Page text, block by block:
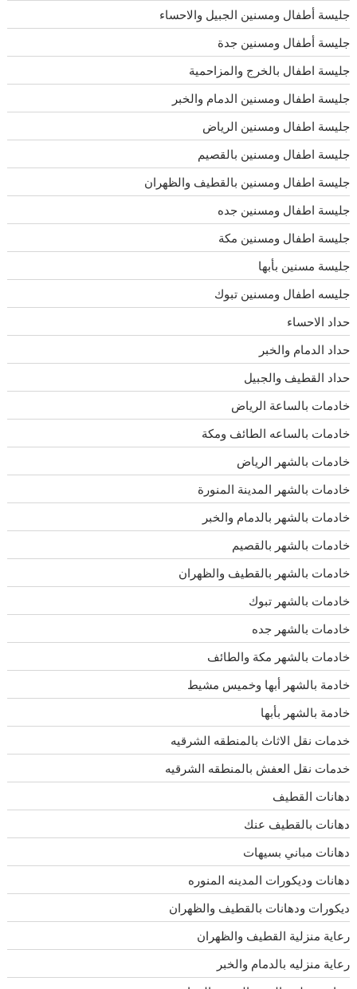
جليسة أطفال ومسنين الجبيل والاحساء
جليسة أطفال ومسنين جدة
جليسة اطفال بالخرج والمزاحمية
جليسة اطفال ومسنين الدمام والخبر
جليسة اطفال ومسنين الرياض
جليسة اطفال ومسنين بالقصيم
جليسة اطفال ومسنين بالقطيف والظهران
جليسة اطفال ومسنين جده
جليسة اطفال ومسنين مكة
جليسة مسنين بأبها
جليسه اطفال ومسنين تبوك
حداد الاحساء
حداد الدمام والخبر
حداد القطيف والجبيل
خادمات بالساعة الرياض
خادمات بالساعه الطائف ومكة
خادمات بالشهر الرياض
خادمات بالشهر المدينة المنورة
خادمات بالشهر بالدمام والخبر
خادمات بالشهر بالقصيم
خادمات بالشهر بالقطيف والظهران
خادمات بالشهر تبوك
خادمات بالشهر جده
خادمات بالشهر مكة والطائف
خادمة بالشهر أبها وخميس مشيط
خادمة بالشهر بأبها
خدمات نقل الاثاث بالمنطقه الشرقيه
خدمات نقل العفش بالمنطقه الشرقيه
دهانات القطيف
دهانات بالقطيف عنك
دهانات مباني بسيهات
دهانات وديكورات المدينه المنوره
ديكورات ودهانات بالقطيف والظهران
رعاية منزلية القطيف والظهران
رعاية منزليه بالدمام والخبر